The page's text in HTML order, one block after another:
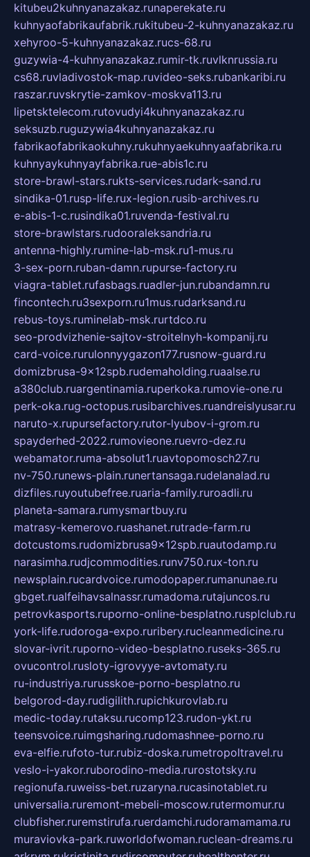
kitubeu2kuhnyanazakaz.runaperekate.ru
kuhnyaofabrikaufabrik.rukitubeu-2-kuhnyanazakaz.ru
xehyroo-5-kuhnyanazakaz.rucs-68.ru
guzywia-4-kuhnyanazakaz.rumir-tk.ruvlknrussia.ru
cs68.ruvladivostok-map.ruvideo-seks.rubankaribi.ru
raszar.ruvskrytie-zamkov-moskva113.ru
lipetsktelecom.rutovudyi4kuhnyanazakaz.ru
seksuzb.ruguzywia4kuhnyanazakaz.ru
fabrikaofabrikaokuhny.rukuhnyaekuhnyaafabrika.ru
kuhnyaykuhnyayfabrika.rue-abis1c.ru
store-brawl-stars.rukts-services.rudark-sand.ru
sindika-01.rusp-life.rux-legion.rusib-archives.ru
e-abis-1-c.rusindika01.ruvenda-festival.ru
store-brawlstars.rudooraleksandria.ru
antenna-highly.rumine-lab-msk.ru1-mus.ru
3-sex-porn.ruban-damn.rupurse-factory.ru
viagra-tablet.rufasbags.ruadler-jun.rubandamn.ru
fincontech.ru3sexporn.ru1mus.rudarksand.ru
rebus-toys.ruminelab-msk.rurtdco.ru
seo-prodvizhenie-sajtov-stroitelnyh-kompanij.ru
card-voice.rurulonnyygazon177.rusnow-guard.ru
domizbrusa-9x12spb.rudemaholding.ruaalse.ru
a380club.ruargentinamia.ruperkoka.rumovie-one.ru
perk-oka.rug-octopus.rusibarchives.ruandreislyusar.ru
naruto-x.rupursefactory.rutor-lyubov-i-grom.ru
spayderhed-2022.rumovieone.ruevro-dez.ru
webamator.ruma-absolut1.ruavtopomosch27.ru
nv-750.runews-plain.runertansaga.rudelanalad.ru
dizfiles.ruyoutubefree.ruaria-family.ruroadli.ru
planeta-samara.rumysmartbuy.ru
matrasy-kemerovo.ruashanet.rutrade-farm.ru
dotcustoms.rudomizbrusa9x12spb.ruautodamp.ru
narasimha.rudjcommodities.runv750.rux-ton.ru
newsplain.rucardvoice.rumodopaper.rumanunae.ru
gbget.rualfeihavsalnassr.rumadoma.rutajuncos.ru
petrovkasports.ruporno-online-besplatno.rusplclub.ru
york-life.rudoroga-expo.ruribery.rucleanmedicine.ru
slovar-ivrit.ruporno-video-besplatno.ruseks-365.ru
ovucontrol.rusloty-igrovyye-avtomaty.ru
ru-industriya.rurusskoe-porno-besplatno.ru
belgorod-day.rudigilith.rupichkurovlab.ru
medic-today.rutaksu.rucomp123.rudon-ykt.ru
teensvoice.ruimgsharing.rudomashnee-porno.ru
eva-elfie.rufoto-tur.rubiz-doska.rumetropoltravel.ru
veslo-i-yakor.ruborodino-media.rurostotsky.ru
regionufa.ruweiss-bet.ruzaryna.rucasinotablet.ru
universalia.ruremont-mebeli-moscow.rutermomur.ru
clubfisher.ruremstirufa.ruerdamchi.rudoramamama.ru
muraviovka-park.ruworldofwoman.ruclean-dreams.ru